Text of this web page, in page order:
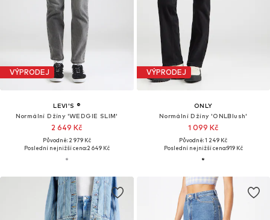
VÝPRODEJ
LEVI'S ®
Normální Džíny 'WEDGIE SLIM'
2 649 Kč
Původně: 2 979 Kč
Poslední nejnižší cena:2 649 Kč
VÝPRODEJ
ONLY
Normální Džíny 'ONLBlush'
1 099 Kč
Původně: 1 249 Kč
Poslední nejnižší cena:919 Kč